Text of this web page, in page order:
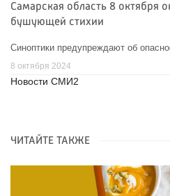
Самарская область 8 октября
бушующей стихии
Синоптики предупреждают об
8 октября 2024
Новости СМИ2
ЧИТАЙТЕ ТАКЖЕ